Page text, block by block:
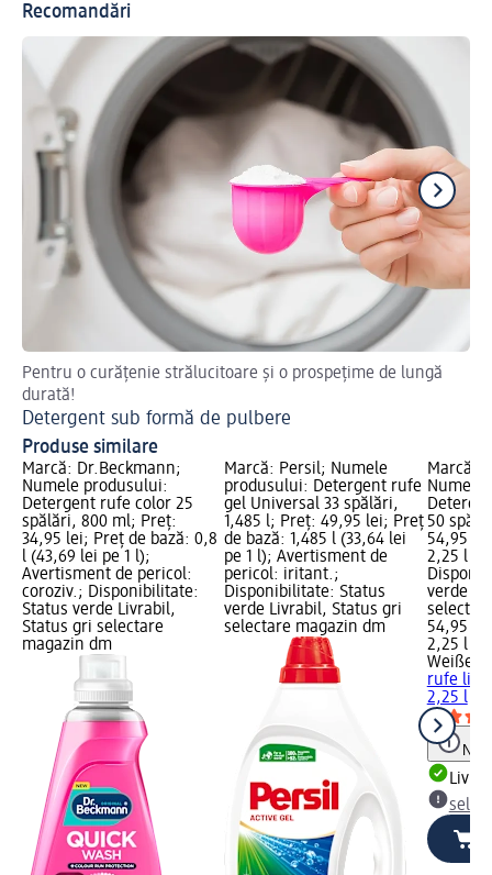
Recomandări
Pentru o curățenie strălucitoare și o prospețime de lungă
durată!
Detergent sub formă de pulbere
Produse similare
Marcă: Dr.Beckmann;
Numele produsului:
Detergent rufe color 25
spălări, 800 ml; Preț:
34,95 lei; Preț de bază: 0,8
l (43,69 lei pe 1 l);
Avertisment de pericol:
coroziv.; Disponibilitate:
Status verde Livrabil,
Status gri selectare
magazin dm
Marcă: Persil; Numele
produsului: Detergent rufe
gel Universal 33 spălări,
1,485 l; Preț: 49,95 lei; Preț
de bază: 1,485 l (33,64 lei
pe 1 l); Avertisment de
pericol: iritant.;
Disponibilitate: Status
verde Livrabil, Status gri
selectare magazin dm
Marcă:
Numele
50
54,95
2,25 l
verde
54,95 lei
2,25 l
Weißer
rufe
2,25 l
Notă